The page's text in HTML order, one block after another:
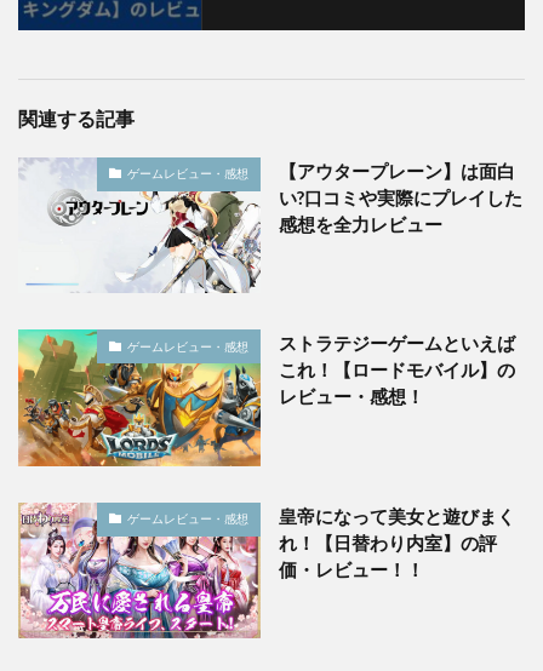
関連する記事
ゲームレビュー・感想
【アウタープレーン】は面白
い?口コミや実際にプレイした
感想を全力レビュー
ゲームレビュー・感想
ストラテジーゲームといえば
これ！【ロードモバイル】の
レビュー・感想！
ゲームレビュー・感想
皇帝になって美女と遊びまく
れ！【日替わり内室】の評
価・レビュー！！